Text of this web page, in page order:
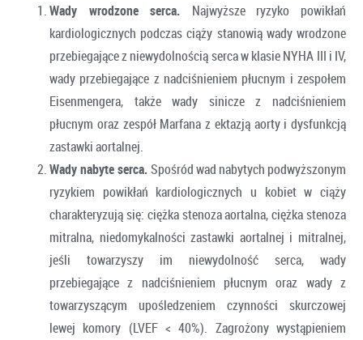
Wady wrodzone serca. Najwyższe ryzyko powikłań
kardiologicznych podczas ciąży stanowią wady wrodzone
przebiegające z niewydolnością serca w klasie NYHA III i IV,
wady przebiegające z nadciśnieniem płucnym i zespołem
Eisenmengera, także wady sinicze z nadciśnieniem
płucnym oraz zespół Marfana z ektazją aorty i dysfunkcją
zastawki aortalnej.
Wady nabyte serca.Spośród wad nabytych podwyższonym
ryzykiem powikłań kardiologicznych u kobiet w ciąży
charakteryzują się: ciężka stenoza aortalna, ciężka stenoza
mitralna, niedomykalności zastawki aortalnej i mitralnej,
jeśli towarzyszy im niewydolność serca, wady
przebiegające z nadciśnieniem płucnym oraz wady z
towarzyszącym upośledzeniem czynności skurczowej
lewej komory (LVEF < 40%). Zagrożony wystąpieniem